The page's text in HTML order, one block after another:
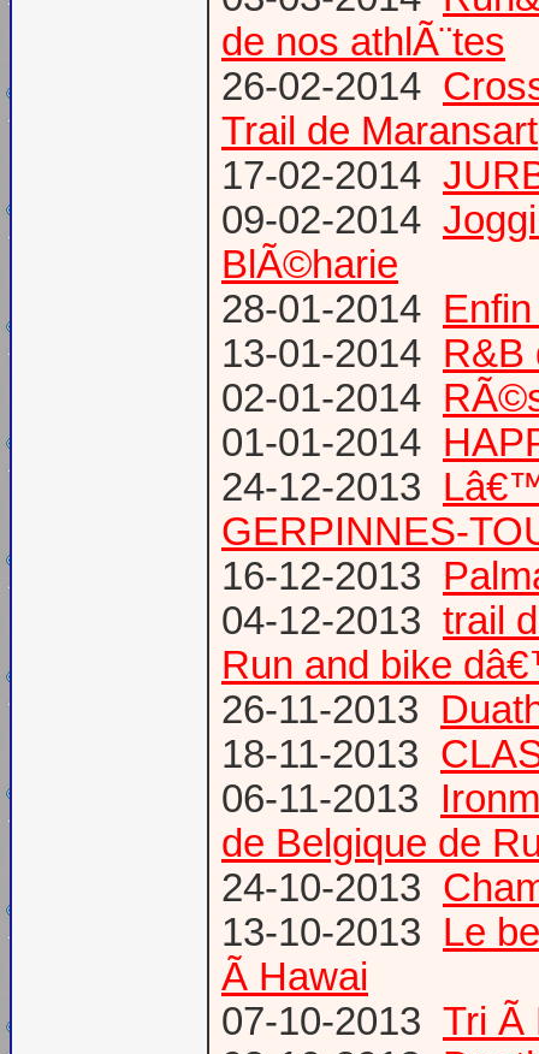
de nos athlÃ¨tes
26-02-2014
Trail de Maransart
17-02-2014
09-02-2014
BlÃ©harie
28-01-2014
13-01-2014 R&B
02-01-2014
01-01-2014
24-12-2013
GERPINNES-
16-12-2013
04-12-2013 trail
Run and bike
26-11-2013
18-11-2013
06-11-2013
de Belgique de
24-10-2013
13-10-2013 Le
Ã Hawai
07-10-2013 Tri Ã